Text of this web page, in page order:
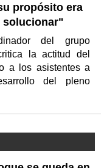
propósito era
solucionar"
del grupo
la actitud del
a los asistentes a
del pleno